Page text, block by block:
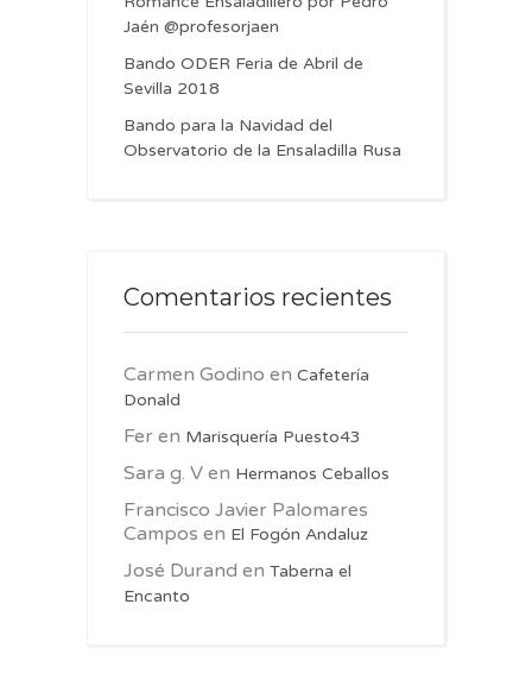
Jaén @profesorjaen
Bando ODER Feria de Abril de
Sevilla 2018
Bando para la Navidad del
Observatorio de la Ensaladilla Rusa
Comentarios recientes
Carmen Godino en Cafetería
Donald
Fer en Marisquería Puesto43
Sara g. V en Hermanos Ceballos
Francisco Javier Palomares
Campos en El Fogón Andaluz
José Durand en Taberna el
Encanto